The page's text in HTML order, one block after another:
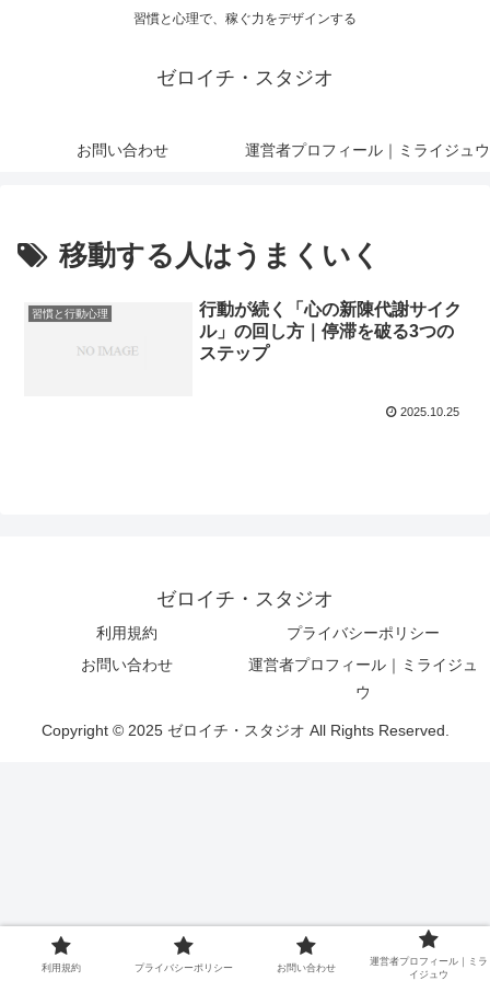
習慣と心理で、稼ぐ力をデザインする
ゼロイチ・スタジオ
お問い合わせ 運営者プロフィール｜ミライジュウ
移動する人はうまくいく
習慣と行動心理
行動が続く「心の新陳代謝サイク
ル」の回し方｜停滞を破る3つの
ステップ
2025.10.25
ゼロイチ・スタジオ
利用規約
プライバシーポリシー
お問い合わせ
運営者プロフィール｜ミライジュ
ウ
Copyright © 2025 ゼロイチ・スタジオ All Rights Reserved.
利用規約 プライバシーポリシー お問い合わせ
運営者プロフィール｜ミラ
イジュウ